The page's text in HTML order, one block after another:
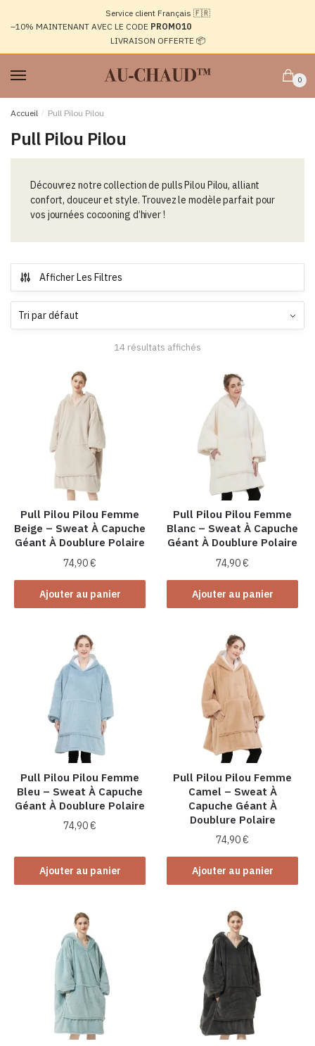
navigation
Service client Français 🇫🇷
–10% MAINTENANT AVEC LE CODE PROMO10
LIVRAISON OFFERTE 📦
0
Accueil / Pull Pilou Pilou
Pull Pilou Pilou
Découvrez notre collection de pulls Pilou Pilou, alliant
confort, douceur et style. Trouvez le modèle parfait pour
vos journées cocooning d’hiver !
Afficher Les Filtres
14 résultats affichés
Pull Pilou Pilou Femme
Beige – Sweat À Capuche
Géant À Doublure Polaire
74,90€
Ajouter au panier
Pull Pilou Pilou Femme
Blanc – Sweat À Capuche
Géant À Doublure Polaire
74,90€
Ajouter au panier
Pull Pilou Pilou Femme
Bleu – Sweat À Capuche
Géant À Doublure Polaire
74,90€
Ajouter au panier
Pull Pilou Pilou Femme
Camel – Sweat À
Capuche Géant À
Doublure Polaire
74,90€
Ajouter au panier